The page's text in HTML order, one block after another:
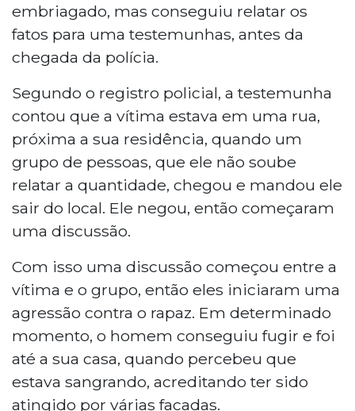
embriagado, mas conseguiu relatar os
fatos para uma testemunhas, antes da
chegada da polícia.
Segundo o registro policial, a testemunha
contou que a vítima estava em uma rua,
próxima a sua residência, quando um
grupo de pessoas, que ele não soube
relatar a quantidade, chegou e mandou ele
sair do local. Ele negou, então começaram
uma discussão.
Com isso uma discussão começou entre a
vítima e o grupo, então eles iniciaram uma
agressão contra o rapaz. Em determinado
momento, o homem conseguiu fugir e foi
até a sua casa, quando percebeu que
estava sangrando, acreditando ter sido
atingido por várias facadas.